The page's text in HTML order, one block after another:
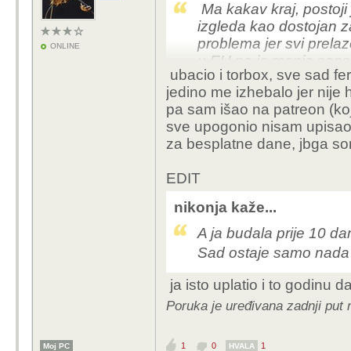
ONLINE
Ma kakav kraj,
izgleda kao dostojan
problema jer svi
u EU pa je manja
buducnosti.
ubacio i torbox, sve sad
jedino me izhebalo jer nije
pa sam išao na patreon
sve upogonio nisam
za besplatne dane, jbga
EDIT
nikonja kaže...
A ja budala prije 10
Sad ostaje samo
ja isto uplatio i to godinu
Poruka je uređivana zadnji put
Moj PC 1 0 HVALA 1